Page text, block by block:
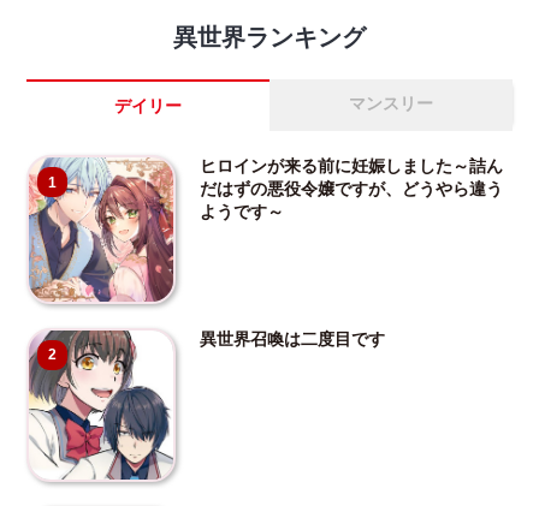
異世界ランキング
デイリー マンスリー
1
ヒロインが来る前に妊娠しました～詰ん
だはずの悪役令嬢ですが、どうやら違う
ようです～
2
異世界召喚は二度目です